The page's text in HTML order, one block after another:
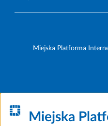
Miejska Platforma
Miejska